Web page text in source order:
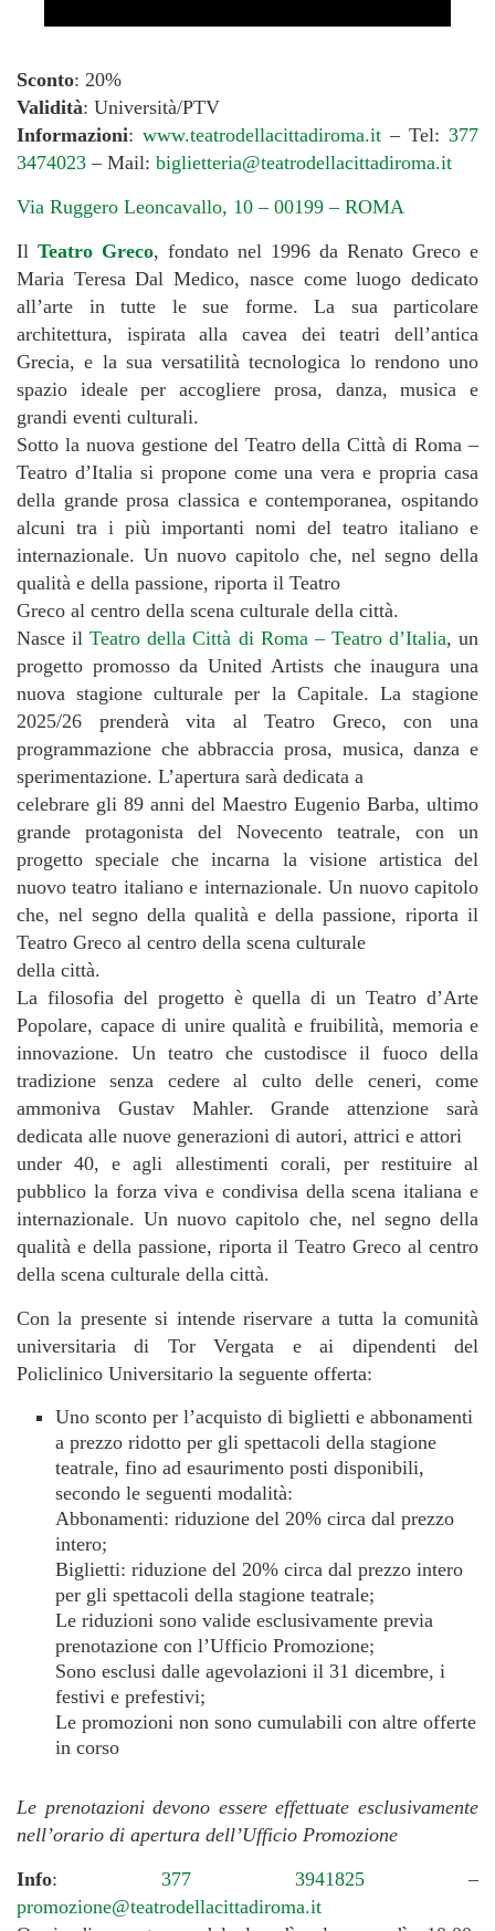
Sconto: 20%
Validità: Università/PTV
Informazioni: www.teatrodellacittadiroma.it – Tel: 377
3474023 – Mail: biglietteria@teatrodellacittadiroma.it
Via Ruggero Leoncavallo, 10 – 00199 – ROMA
Il Teatro Greco, fondato nel 1996 da Renato Greco e
Maria Teresa Dal Medico, nasce come luogo dedicato
all’arte in tutte le sue forme. La sua particolare
architettura, ispirata alla cavea dei teatri dell’antica
Grecia, e la sua versatilità tecnologica lo rendono uno
spazio ideale per accogliere prosa, danza, musica e
grandi eventi culturali.
Sotto la nuova gestione del Teatro della Città di Roma –
Teatro d’Italia si propone come una vera e propria casa
della grande prosa classica e contemporanea, ospitando
alcuni tra i più importanti nomi del teatro italiano e
internazionale. Un nuovo capitolo che, nel segno della
qualità e della passione, riporta il Teatro
Greco al centro della scena culturale della città.
Nasce ilTeatro della Città di Roma – Teatro d’Italia, un
progetto promosso da United Artists che inaugura una
nuova stagione culturale per la Capitale. La stagione
2025/26 prenderà vita al Teatro Greco, con una
programmazione che abbraccia prosa, musica, danza e
sperimentazione. L’apertura sarà dedicata a
celebrare gli 89 anni del Maestro Eugenio Barba, ultimo
grande protagonista del Novecento teatrale, con un
progetto speciale che incarna la visione artistica del
nuovo teatro italiano e internazionale. Un nuovo capitolo
che, nel segno della qualità e della passione, riporta il
Teatro Greco al centro della scena culturale
della città.
La filosofia del progetto è quella di un Teatro d’Arte
Popolare, capace di unire qualità e fruibilità, memoria e
innovazione. Un teatro che custodisce il fuoco della
tradizione senza cedere al culto delle ceneri, come
ammoniva Gustav Mahler. Grande attenzione sarà
dedicata alle nuove generazioni di autori, attrici e attori
under 40, e agli allestimenti corali, per restituire al
pubblico la forza viva e condivisa della scena italiana e
internazionale. Un nuovo capitolo che, nel segno della
qualità e della passione, riporta il Teatro Greco al centro
della scena culturale della città.
Con la presente si intende riservare a tutta la comunità
universitaria di Tor Vergata e ai dipendenti del
Policlinico Universitario la seguente offerta:
Uno sconto per l’acquisto di biglietti e abbonamenti
a prezzo ridotto per gli spettacoli della stagione
teatrale, fino ad esaurimento posti disponibili,
secondo le seguenti modalità:
Abbonamenti: riduzione del 20% circa dal prezzo
intero;
Biglietti: riduzione del 20% circa dal prezzo intero
per gli spettacoli della stagione teatrale;
Le riduzioni sono valide esclusivamente previa
prenotazione con l’Ufficio Promozione;
Sono esclusi dalle agevolazioni il 31 dicembre, i
festivi e prefestivi;
Le promozioni non sono cumulabili con altre offerte
in corso
Le prenotazioni devono essere effettuate esclusivamente
nell’orario di apertura dell’Ufficio Promozione
Info: 377 3941825 –
promozione@teatrodellacittadiroma.it